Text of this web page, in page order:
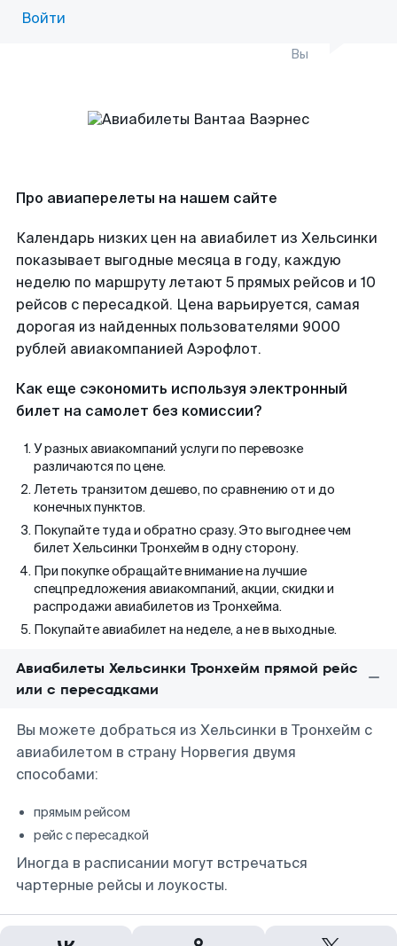
Войти
Вы
Про авиаперелеты на нашем сайте
Календарь низких цен на авиабилет из Хельсинки
показывает выгодные месяца в году, каждую
неделю по маршруту летают 5 прямых рейсов и 10
рейсов с пересадкой. Цена варьируется, самая
дорогая из найденных пользователями 9000
рублей авиакомпанией Аэрофлот.
Как еще сэкономить используя электронный
билет на самолет без комиссии?
У разных авиакомпаний услуги по перевозке
различаются по цене.
Лететь транзитом дешево, по сравнению от и до
конечных пунктов.
Покупайте туда и обратно сразу. Это выгоднее чем
билет Хельсинки Тронхейм в одну сторону.
При покупке обращайте внимание на лучшие
спецпредложения авиакомпаний, акции, скидки и
распродажи авиабилетов из Тронхейма.
Покупайте авиабилет на неделе, а не в выходные.
Авиабилеты Хельсинки Тронхейм прямой рейс
или с пересадками
Вы можете добраться из Хельсинки в Тронхейм с
авиабилетом в страну Норвегия двумя
способами:
прямым рейсом
рейс с пересадкой
Иногда в расписании могут встречаться
чартерные рейсы и лоукосты.